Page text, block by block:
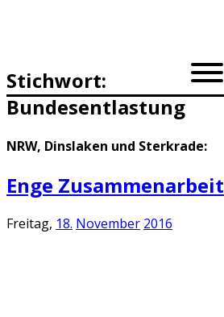
Stichwort:
Bundesentlastung
NRW, Dinslaken und Sterkrade:
Enge Zusammenarbeit
Freitag, 18. November 2016